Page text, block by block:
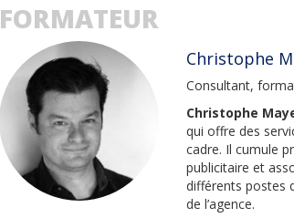
FORMATEUR
Christophe
Consultant,
Christophe
qui offre des
cadre. Il cumule
publicitaire et
différents postes
de l’agence.